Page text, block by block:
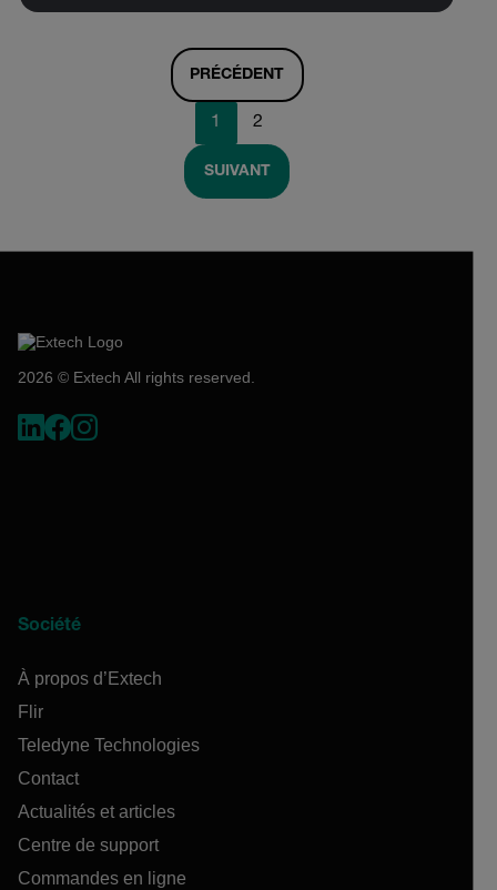
PRÉCÉDENT
1 2
SUIVANT
2026 © Extech All rights reserved.
Société
À propos d’Extech
Flir
Teledyne Technologies
Contact
Actualités et articles
Centre de support
Commandes en ligne